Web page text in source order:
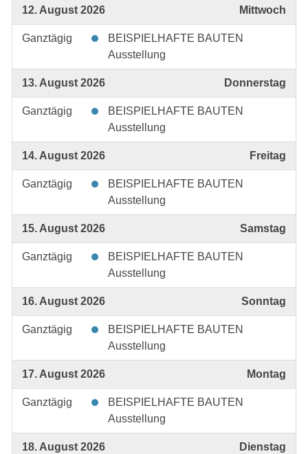
12. August 2026 Mittwoch
Ganztägig
BEISPIELHAFTE BAUTEN
Ausstellung
13. August 2026 Donnerstag
Ganztägig
BEISPIELHAFTE BAUTEN
Ausstellung
14. August 2026 Freitag
Ganztägig
BEISPIELHAFTE BAUTEN
Ausstellung
15. August 2026 Samstag
Ganztägig
BEISPIELHAFTE BAUTEN
Ausstellung
16. August 2026 Sonntag
Ganztägig
BEISPIELHAFTE BAUTEN
Ausstellung
17. August 2026 Montag
Ganztägig
BEISPIELHAFTE BAUTEN
Ausstellung
18. August 2026 Dienstag